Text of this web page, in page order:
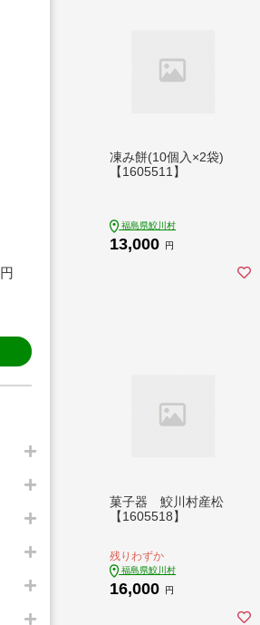
円
凍み餅(10個入×2袋)
【1605511】
福島県鮫川村
13,000 円
菓子器 鮫川村産松
【1605518】
残りわずか
福島県鮫川村
16,000 円